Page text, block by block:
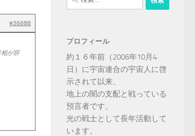
#36688
が辞
索:
プロフィール
約１６年前（2006年10月4
日）に宇宙連合の宇宙人に啓
示されて以来、
地上の闇の支配と戦っている
預言者です。
光の戦士として長年活動して
います。